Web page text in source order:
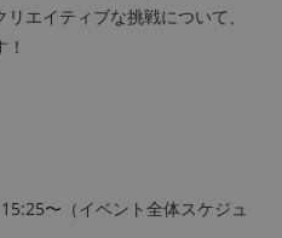
エイティブな挑戦について、
〜（イベント全体スケジュ